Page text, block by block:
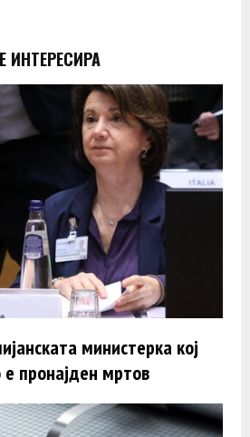
министерка кој
е пронајден мртов